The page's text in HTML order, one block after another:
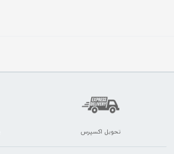
تحویل اکسپرس